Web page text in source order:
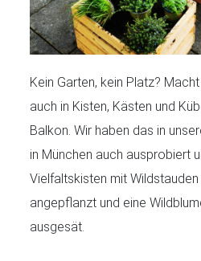
Kein Garten, kein Platz?
auch in Kisten, Kästen und
Balkon. Wir haben das in
in München auch ausprobiert
Vielfaltskisten mit
angepflanzt und eine
ausgesät.